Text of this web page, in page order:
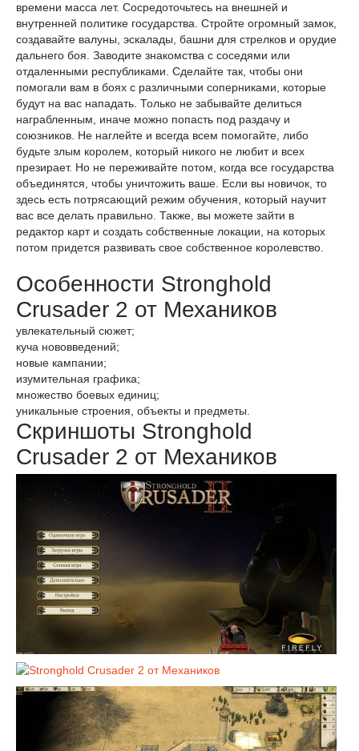
времени масса лет. Сосредоточьтесь на внешней и
внутренней политике государства. Стройте огромный замок,
создавайте валуны, эскалады, башни для стрелков и орудие
дальнего боя. Заводите знакомства с соседями или
отдаленными республиками. Сделайте так, чтобы они
помогали вам в боях с различными соперниками, которые
будут на вас нападать. Только не забывайте делиться
награбленным, иначе можно попасть под раздачу и
союзников. Не наглейте и всегда всем помогайте, либо
будьте злым королем, который никого не любит и всех
презирает. Но не переживайте потом, когда все государства
объединятся, чтобы уничтожить ваше. Если вы новичок, то
здесь есть потрясающий режим обучения, который научит
вас все делать правильно. Также, вы можете зайти в
редактор карт и создать собственные локации, на которых
потом придется развивать свое собственное королевство.
Особенности Stronghold
Crusader 2 от Механиков
увлекательный сюжет;
куча нововведений;
новые кампании;
изумительная графика;
множество боевых единиц;
уникальные строения, объекты и предметы.
Скриншоты Stronghold
Crusader 2 от Механиков